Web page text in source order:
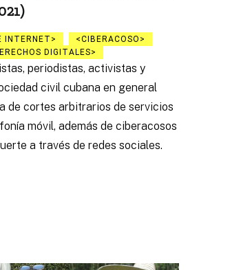
INTERNET
CIBERACOSO
DIGITALES
periodistas, activistas y
civil cubana en general
de cortes arbitrarios de servicios
móvil, además de ciberacosos
a través de redes sociales.